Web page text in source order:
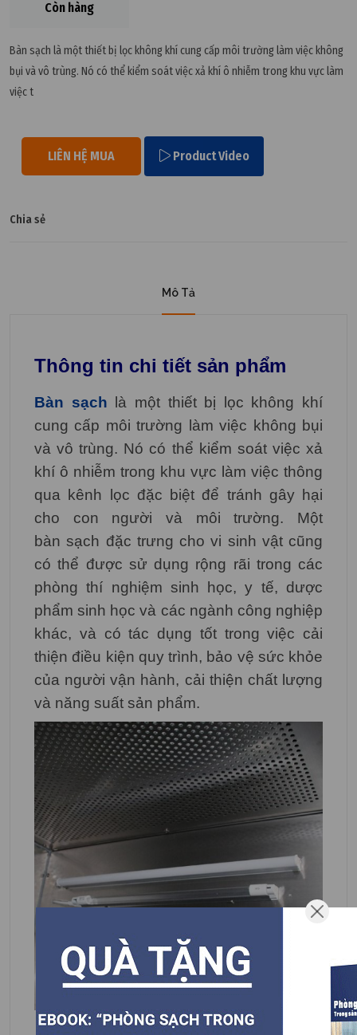
Còn hàng
Bàn sạch là một thiết bị lọc không khí cung cấp môi trường làm việc không
bụi và vô trùng. Nó có thể kiểm soát việc xả khí ô nhiễm trong khu vực làm
việc t
LIÊN HỆ MUA Product Video
Chia sẻ
Mô Tả
Thông tin chi tiết sản phẩm
Bàn sạch là một thiết bị lọc không khí
cung cấp môi trường làm việc không bụi
và vô trùng. Nó có thể kiểm soát việc xả
khí ô nhiễm trong khu vực làm việc thông
qua kênh lọc đặc biệt để tránh gây hại
cho con người và môi trường. Một
bàn sạch đặc trưng cho vi sinh vật cũng
có thể được sử dụng rộng rãi trong các
phòng thí nghiệm sinh học, y tế, dược
phẩm sinh học và các ngành công nghiệp
khác, và có tác dụng tốt trong việc cải
thiện điều kiện quy trình, bảo vệ sức khỏe
của người vận hành, cải thiện chất lượng
và năng suất sản phẩm.